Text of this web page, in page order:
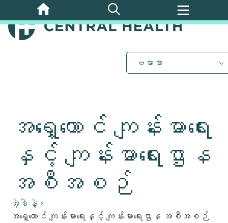
အဓိက
အကြောင်းအရာ
သို့
ဗမာစာ
အရှေ့တောင် ကျန်းမာရေး
နှင့် ကျန်းမာရေးဌာန
အစီအစဉ်
အဲ့ဒါနဲ့
အရှေ့တောင် ကျန်းမာရေးနှင့် ကျန်းမာရေးဌာန အစီအစဉ်